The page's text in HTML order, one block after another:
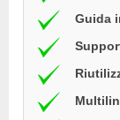
Guida